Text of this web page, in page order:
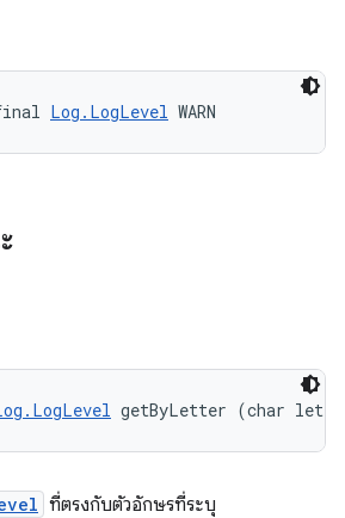
Log.LogLevel WARN
getByLetter (char
ที่ตรงกับตัวอักษรที่ระบุ